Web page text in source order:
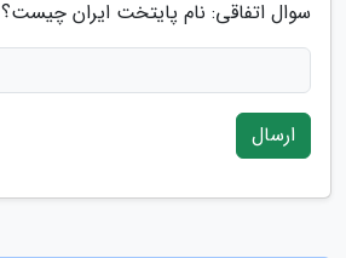
سوال اتفاقی: نام پایتخت ایران چیست؟
ارسال